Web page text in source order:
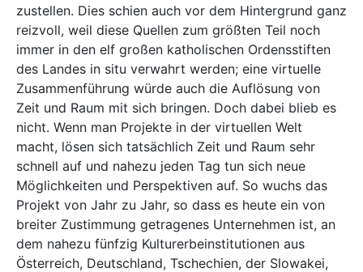
zustellen. Dies schien auch vor dem Hintergrund ganz
reizvoll, weil diese Quellen zum größten Teil noch
immer in den elf großen katholischen Ordensstiften
des Landes in situ verwahrt werden; eine virtuelle
Zusammenführung würde auch die Auflösung von
Zeit und Raum mit sich bringen. Doch dabei blieb es
nicht. Wenn man Projekte in der virtuellen Welt
macht, lösen sich tatsächlich Zeit und Raum sehr
schnell auf und nahezu jeden Tag tun sich neue
Möglichkeiten und Perspektiven auf. So wuchs das
Projekt von Jahr zu Jahr, so dass es heute ein von
breiter Zustimmung getragenes Unternehmen ist, an
dem nahezu fünfzig Kulturerbeinstitutionen aus
Österreich, Deutschland, Tschechien, der Slowakei,